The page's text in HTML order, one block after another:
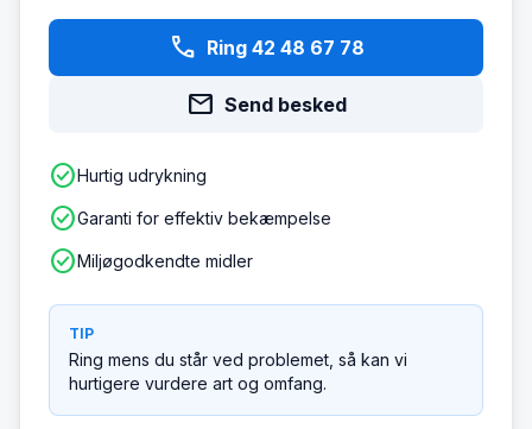
phone Ring 42 48 67 78
mail Send besked
check_circleHurtig udrykning
check_circleGaranti for effektiv bekæmpelse
check_circleMiljøgodkendte midler
TIP
Ring mens du står ved problemet, så kan vi
hurtigere vurdere art og omfang.